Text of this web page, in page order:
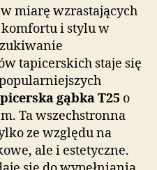
miarę wzrastających
i stylu w
tapicerskich staje się
gąbka T25 o
Ta wszechstronna
ze względu na
ale i estetyczne.